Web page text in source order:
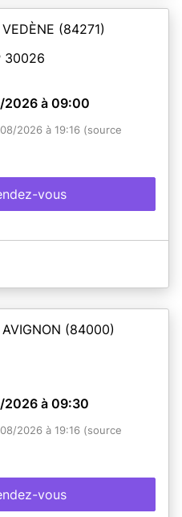
(84271)
30026
2026 à 09:00
2026 à 19:16 (source
vous
(84000)
2026 à 09:30
2026 à 19:16 (source
vous